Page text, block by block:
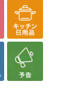
する商品セット
。
む）等により、
商品と多少異な